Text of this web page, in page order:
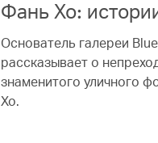
Фань Хо:
Основатель галереи
рассказывает о
знаменитого уличного
Хо.